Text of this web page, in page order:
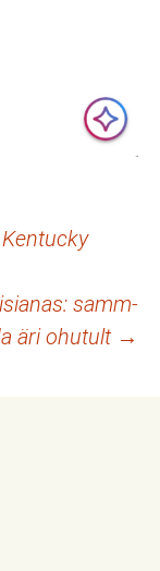
samm-
äri ohutult →